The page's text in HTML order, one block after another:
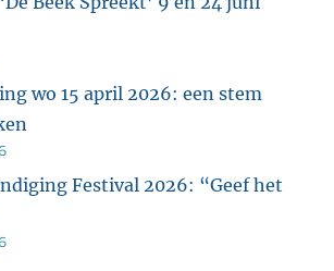
wo 15 april 2026: een stem
Festival 2026: “Geef het